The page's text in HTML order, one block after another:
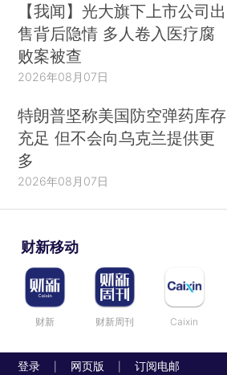
【我闻】光大旗下上市公司出
售背后隐情 多人卷入医疗腐
败案被查
2026年08月07日
特朗普坚称美国防空弹药库存
充足 但不会向乌克兰提供更
多
2026年08月07日
财新移动
财新 财新周刊 Caixin
登录 网页版 订阅电邮